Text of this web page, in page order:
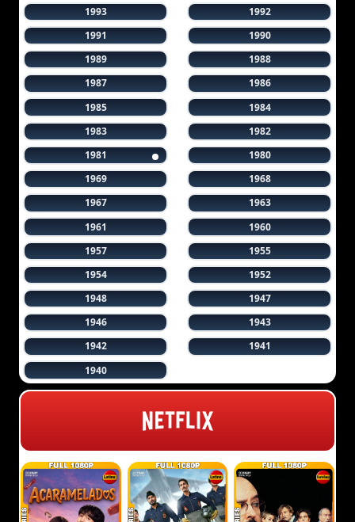
1993
1992
1991
1990
1989
1988
1987
1986
1985
1984
1983
1982
1981
1980
1969
1968
1967
1963
1961
1960
1957
1955
1954
1952
1948
1947
1946
1943
1942
1941
1940